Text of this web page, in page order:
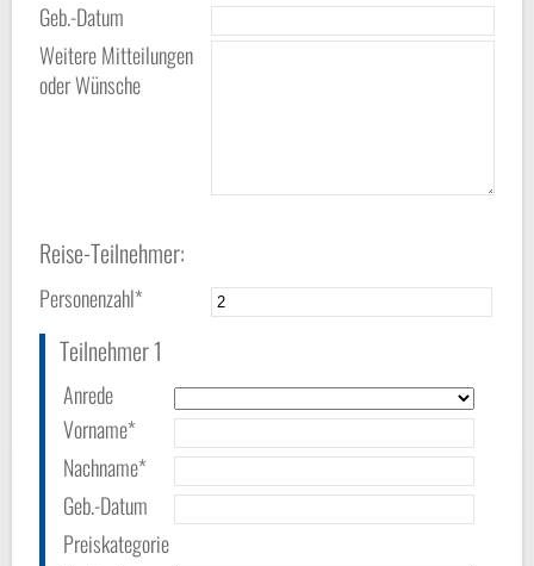
Geb.-Datum
Weitere Mitteilungen
oder Wünsche
Reise-Teilnehmer:
Personenzahl*
Teilnehmer 1
Anrede
Vorname*
Nachname*
Geb.-Datum
Preiskategorie